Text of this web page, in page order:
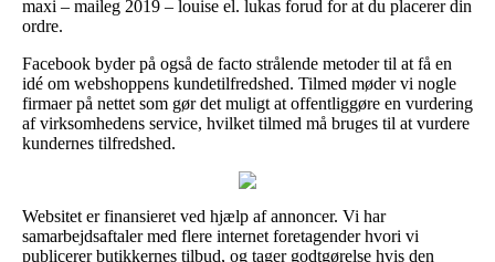
maxi – maileg 2019 – louise el. lukas forud for at du placerer din
ordre.
Facebook byder på også de facto strålende metoder til at få en
idé om webshoppens kundetilfredshed. Tilmed møder vi nogle
firmaer på nettet som gør det muligt at offentliggøre en vurdering
af virksomhedens service, hvilket tilmed må bruges til at vurdere
kundernes tilfredshed.
Websitet er finansieret ved hjælp af annoncer. Vi har
samarbejdsaftaler med flere internet foretagender hvori vi
publicerer butikkernes tilbud, og tager godtgørelse hvis den